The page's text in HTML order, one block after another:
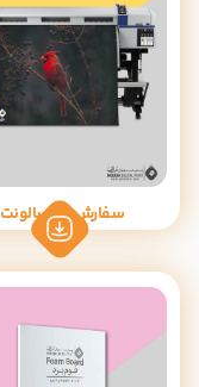
سفارش اکوسالونت